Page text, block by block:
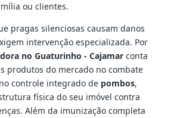
ou clientes.
pragas silenciosas causam danos
intervenção especializada. Por
no Guaturinho - Cajamarconta
produtos do mercado no combate
controle integrado de pombos,
física do seu imóvel contra
Além da imunização completa